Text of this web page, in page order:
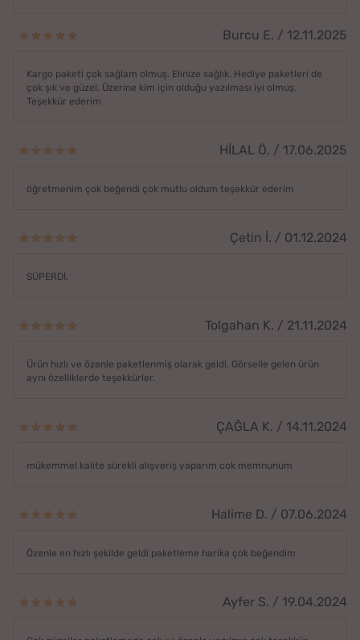
Burcu E. / 12.11.2025
Kargo paketi çok sağlam olmuş. Elinize sağlık. Hediye paketleri de
çok şık ve güzel. Üzerine kim için olduğu yazılması iyi olmuş.
Teşekkür ederim
HİLAL Ö. / 17.06.2025
öğretmenim çok beğendi çok mutlu oldum teşekkür ederim
Çetin İ. / 01.12.2024
SÜPERDİ.
Tolgahan K. / 21.11.2024
Ürün hızlı ve özenle paketlenmiş olarak geldi. Görselle gelen ürün
aynı özelliklerde teşekkürler.
ÇAĞLA K. / 14.11.2024
mükemmel kalite sürekli alışveriş yaparım cok memnunum
Halime D. / 07.06.2024
Özenle en hızlı şekilde geldi paketleme harika çok beğendim
Ayfer S. / 19.04.2024